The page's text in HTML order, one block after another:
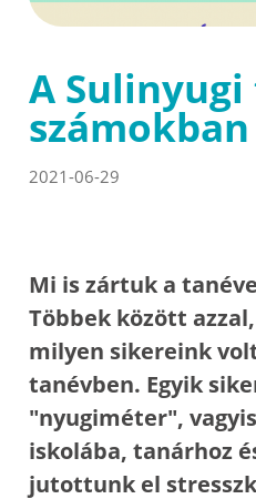
A
számokban
2021-06-29
Mi is zártuk a
Többek között
milyen sikereink
tanévben. Egyik
"nyugiméter",
iskolába, tanárhoz
jutottunk el